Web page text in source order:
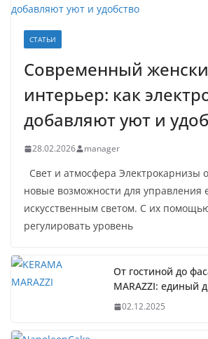
СТАТЬИ
Современный
интерьер: как
добавляют уют и
28.02.2026 manager
Свет и атмосфера Электрокарнизы
новые возможности для управления
искусственным светом. С их
регулировать уровень
От гостиной до
MARAZZI: единый
02.12.2025